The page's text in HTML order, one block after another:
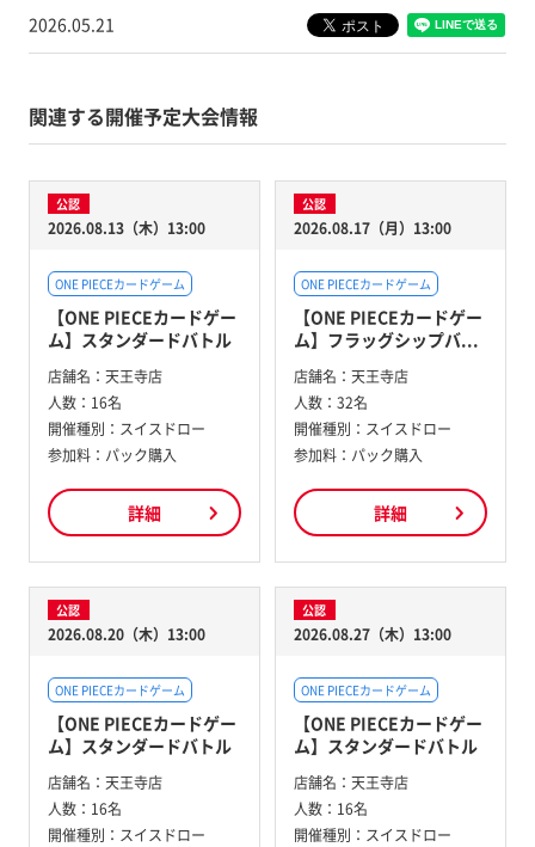
2026.05.21
関連する開催予定大会情報
公認
2026.08.13（木）13:00
ONE PIECEカードゲーム
【ONE PIECEカードゲー
ム】スタンダードバトル
店舗名： 天王寺店
人数： 16名
開催種別： スイスドロー
参加料： パック購入
詳細
公認
2026.08.17（月）13:00
ONE PIECEカードゲーム
【ONE PIECEカードゲー
ム】フラッグシップバ...
店舗名： 天王寺店
人数： 32名
開催種別： スイスドロー
参加料： パック購入
詳細
公認
2026.08.20（木）13:00
ONE PIECEカードゲーム
【ONE PIECEカードゲー
ム】スタンダードバトル
店舗名： 天王寺店
人数： 16名
開催種別： スイスドロー
公認
2026.08.27（木）13:00
ONE PIECEカードゲーム
【ONE PIECEカードゲー
ム】スタンダードバトル
店舗名： 天王寺店
人数： 16名
開催種別： スイスドロー